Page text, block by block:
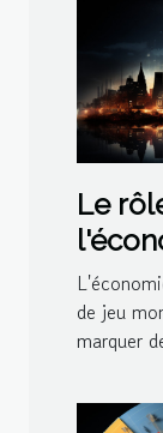
Le
de jeu
marquer